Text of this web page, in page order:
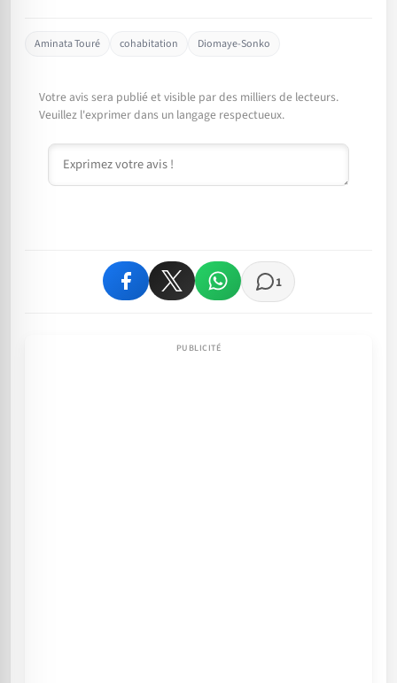
Aminata Touré cohabitation Diomaye-Sonko
Votre avis sera publié et visible par des milliers de lecteurs.
Veuillez l'exprimer dans un langage respectueux.
Commentaire
1